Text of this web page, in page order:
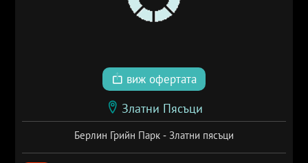
виж офертата
Златни Пясъци
Берлин Грийн Парк - Златни пясъци